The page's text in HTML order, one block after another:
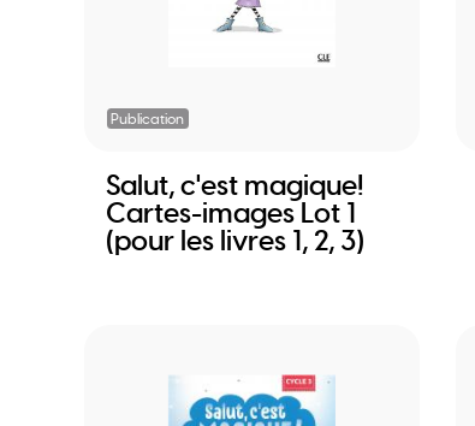
Publication
Salut, c'est magique!
Cartes-images Lot 1
(pour les livres 1, 2, 3)